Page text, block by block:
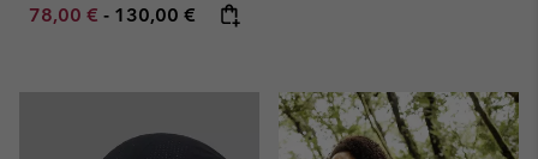
Minimum sale price:
78,00 € - Maximum price:
130,00 €